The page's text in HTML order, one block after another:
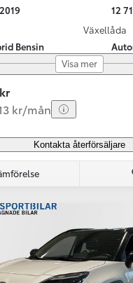
12
Bensin
Växellåda
Visa mer
kr/mån
Kontakta återförsäljare